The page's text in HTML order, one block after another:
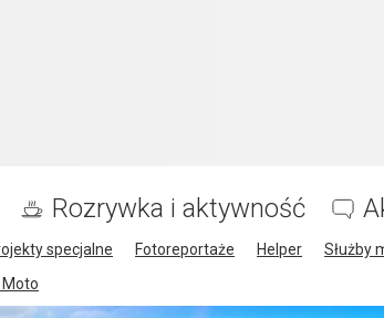
Rozrywka i aktywność
specjalne Fotoreportaże Helper Służby